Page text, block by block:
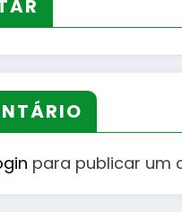
para publicar um